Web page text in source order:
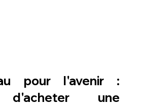
pour l'avenir :
d'acheter une